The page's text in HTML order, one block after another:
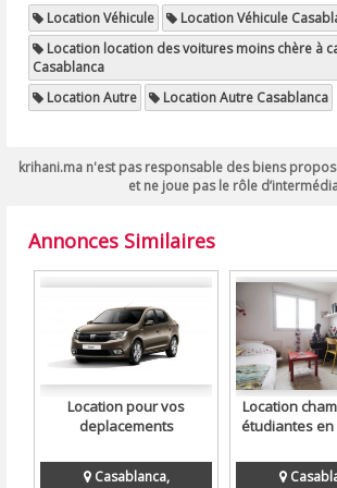
Location Véhicule
Location Véhicule
Location location des voitures moins chère à
Casablanca
Location Autre
Location Autre Casablanca
krihani.ma n'est pas responsable des biens
et ne joue pas le rôle
Annonces Similaires
Location pour vos
deplacements
Casablanca,
Location
étudiantes